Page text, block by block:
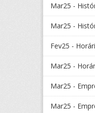
Mar25 -
Mar25 -
Fev25 -
Mar25 -
Mar25 -
Mar25 -